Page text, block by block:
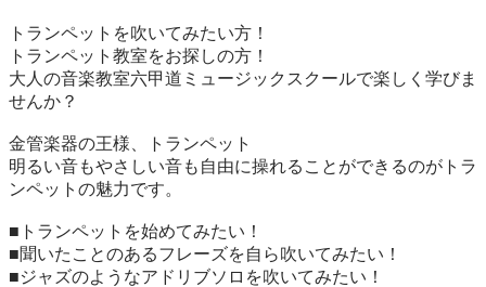
トランペットを吹いてみたい方！
トランペット教室をお探しの方！
大人の音楽教室六甲道ミュージックスクールで楽しく学びま
せんか？
金管楽器の王様、トランペット
明るい音もやさしい音も自由に操れることができるのがトラ
ンペットの魅力です。
■トランペットを始めてみたい！
■聞いたことのあるフレーズを自ら吹いてみたい！
■ジャズのようなアドリブソロを吹いてみたい！